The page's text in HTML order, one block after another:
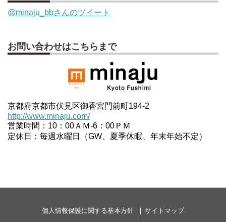
@minaju_bbさんのツイート
お問い合わせはこちらまで
京都府京都市伏見区御香宮門前町194-2
http://www.minaju.com/
営業時間：10：00ＡＭ-6：00ＰＭ
定休日：毎週水曜日（GW、夏季休暇、年末年始不定）
個人情報保護に関する基本方針
サイトマップ